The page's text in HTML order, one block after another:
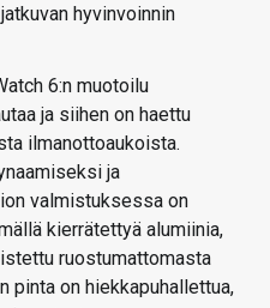
hyvinvoinnin
6:n muotoilu
ja siihen on haettu
ilmanottoaukoista.
ja
valmistuksessa on
kierrätettyä alumiinia,
ruostumattomasta
pinta on hiekkapuhallettua,